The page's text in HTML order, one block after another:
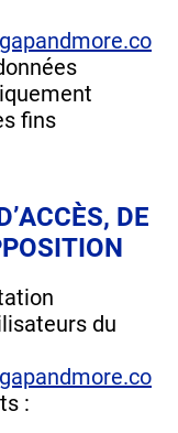
fins
DE
du
: